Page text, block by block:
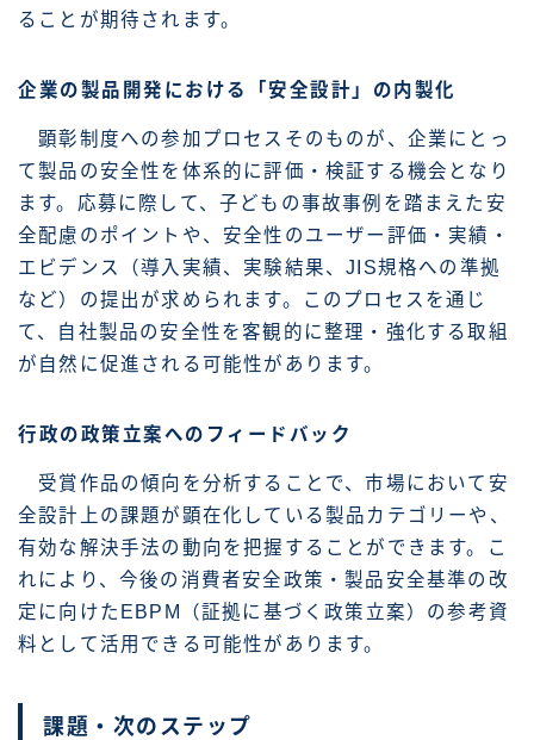
ることが期待されます。
企業の製品開発における「安全設計」の内製化
顕彰制度への参加プロセスそのものが、企業にとっ
て製品の安全性を体系的に評価・検証する機会となり
ます。応募に際して、子どもの事故事例を踏まえた安
全配慮のポイントや、安全性のユーザー評価・実績・
エビデンス（導入実績、実験結果、JIS規格への準拠
など）の提出が求められます。このプロセスを通じ
て、自社製品の安全性を客観的に整理・強化する取組
が自然に促進される可能性があります。
行政の政策立案へのフィードバック
受賞作品の傾向を分析することで、市場において安
全設計上の課題が顕在化している製品カテゴリーや、
有効な解決手法の動向を把握することができます。こ
れにより、今後の消費者安全政策・製品安全基準の改
定に向けたEBPM（証拠に基づく政策立案）の参考資
料として活用できる可能性があります。
課題・次のステップ